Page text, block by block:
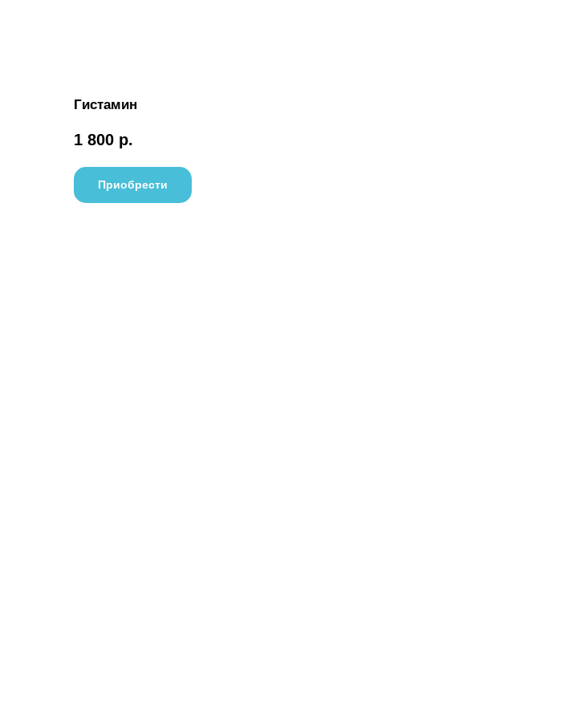
Гистамин
1 800 р.
Приобрести